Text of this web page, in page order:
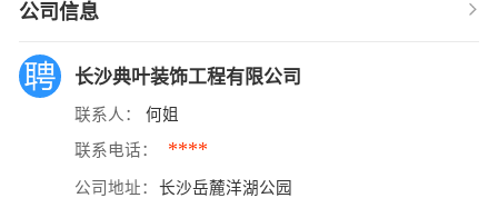
公司信息
长沙典叶装饰工程有限公司
联系人： 何姐
联系电话： ****
公司地址： 长沙岳麓洋湖公园